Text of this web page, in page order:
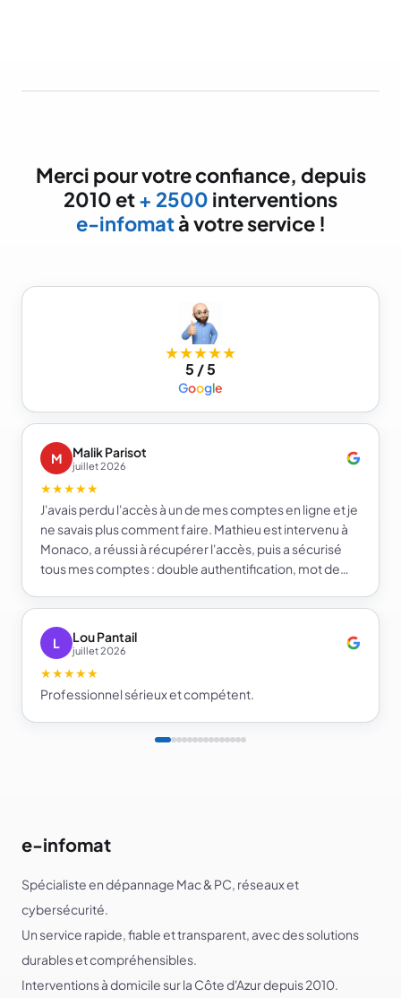
Merci pour votre confiance, depuis
2010 et+ 2500 interventions
e-infomatà votre service !
★★★★★
5 / 5
Google
M Malik Parisot
juillet 2026
★★★★★
J'avais perdu l'accès à un de mes comptes en ligne et je
ne savais plus comment faire. Mathieu est intervenu à
Monaco, a réussi à récupérer l'accès, puis a sécurisé
tous mes comptes : double authentification, mot de
beaucoup plus serein sur la sécurité de mes comptes.
Je recommande e-infomat.
L
Lou Pantail
juillet 2026
★★★★★
Professionnel sérieux et compétent.
e-infomat
Spécialiste en dépannage Mac & PC, réseaux et
cybersécurité.
Un service rapide, fiable et transparent, avec des solutions
durables et compréhensibles.
Interventions à domicile sur la Côte d'Azur depuis 2010.